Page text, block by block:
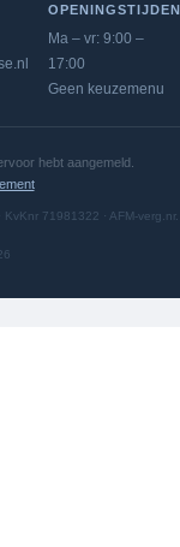
OPENINGSTIJDEN
Ma – vr: 9:00 –
17:00
Geen keuzemenu
hebt aangemeld.
71981322 · AFM-verg.nr.